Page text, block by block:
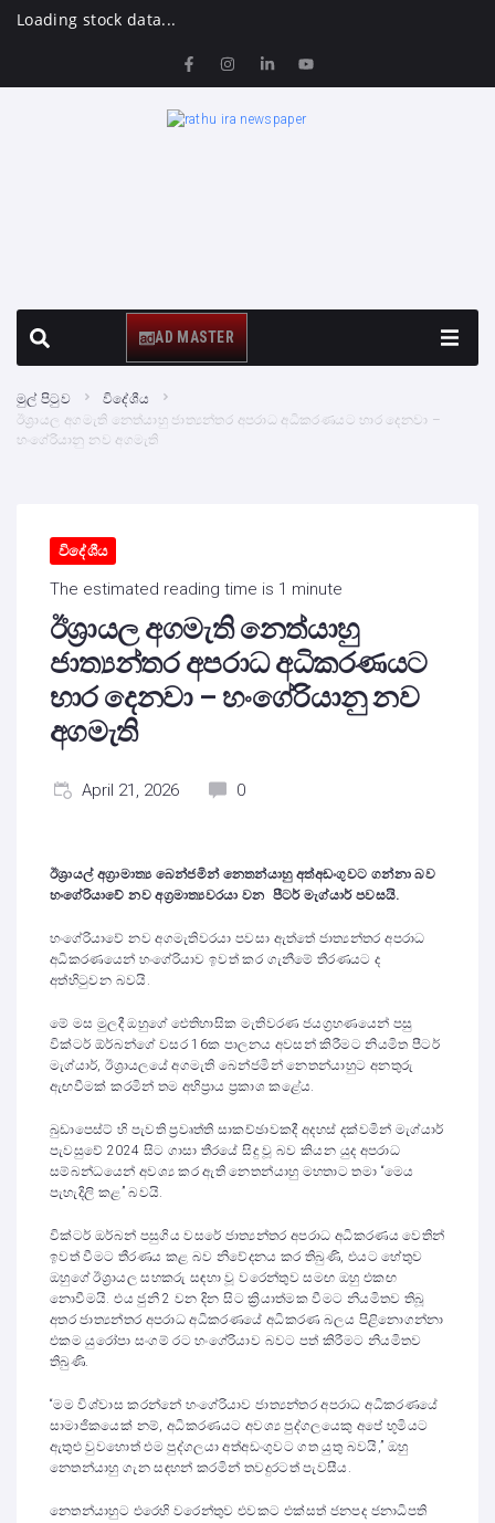
Loading stock data...
AD MASTER
මුල් පිටුව
විදේශීය
ඊශ්‍රායල අගමැති නෙත්යාහු ජාත්‍යන්තර අපරාධ අධිකරණයට භාර දෙනවා –
හංගේරියානු නව අගමැති
විදේශීය
The estimated reading time is 1 minute
ඊශ්‍රායල අගමැති නෙත්යාහු
ජාත්‍යන්තර අපරාධ අධිකරණයට
භාර දෙනවා – හංගේරියානු නව
අගමැති
April 21, 2026 0
ඊශ්‍රායල් අග්‍රාමාත්‍ය බෙන්ජමින් නෙතන්යාහු අත්අඩංගුවට ගන්නා බව
හංගේරියාවේ නව අග්‍රමාත්‍යවරයා වන පීටර් මැග්යාර් පවසයි.
හංගේරියාවේ නව අගමැතිවරයා පවසා ඇත්තේ ජාත්‍යන්තර අපරාධ
අධිකරණයෙන් හංගේරියාව ඉවත් කර ගැනීමේ තීරණයට ද
අත්හිටුවන බවයි.
මේ මස මුලදී ඔහුගේ ඓතිහාසික මැතිවරණ ජයග්‍රහණයෙන් පසු
වික්ටර් ඕර්බන්ගේ වසර 16ක පාලනය අවසන් කිරීමට නියමිත පීටර්
මැග්යාර්, ඊශ්‍රායලයේ අගමැති බෙන්ජමින් නෙතන්යාහුට අනතුරු
ඇඟවීමක් කරමින් තම අභිප්‍රාය ප්‍රකාශ කළේය.
බුඩාපෙස්ට් හි පැවති ප්‍රවෘත්ති සාකච්ඡාවකදී අදහස් දක්වමින් මැග්යාර්
පැවසුවේ 2024 සිට ගාසා තීරයේ සිදු වූ බව කියන යුද අපරාධ
සම්බන්ධයෙන් අවශ්‍ය කර ඇති නෙතන්යාහු මහතාට තමා “මෙය
පැහැදිලි කළ” බවයි.
වික්ටර් ඔර්බන් පසුගිය වසරේ ජාත්‍යන්තර අපරාධ අධිකරණය වෙතින්
ඉවත් වීමට තීරණය කළ බව නිවේදනය කර තිබුණි, එයට හේතුව
ඔහුගේ ඊශ්‍රායල සහකරු සඳහා වූ වරෙන්තුව සමඟ ඔහු එකඟ
නොවීමයි. එය ජුනි 2 වන දින සිට ක්‍රියාත්මක වීමට නියමිතව තිබූ
අතර ජාත්‍යන්තර අපරාධ අධිකරණයේ අධිකරණ බලය පිළිනොගන්නා
එකම යුරෝපා සංගම් රට හංගේරියාව බවට පත් කිරීමට නියමිතව
තිබුණි.
“මම විශ්වාස කරන්නේ හංගේරියාව ජාත්‍යන්තර අපරාධ අධිකරණයේ
සාමාජිකයෙක් නම්, අධිකරණයට අවශ්‍ය පුද්ගලයෙකු අපේ භූමියට
ඇතුළු වුවහොත් එම පුද්ගලයා අත්අඩංගුවට ගත යුතු බවයි,” ඔහු
නෙතන්යාහු ගැන සඳහන් කරමින් තවදුරටත් පැවසීය.
නෙතන්යාහුට එරෙහි වරෙන්තුව එවකට එක්සත් ජනපද ජනාධිපති